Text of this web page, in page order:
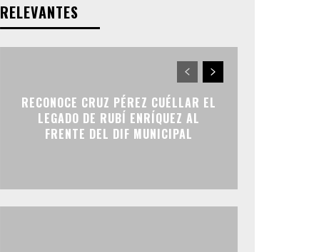
RELEVANTES
RECONOCE CRUZ PÉREZ CUÉLLAR EL
LEGADO DE RUBÍ ENRÍQUEZ AL
FRENTE DEL DIF MUNICIPAL